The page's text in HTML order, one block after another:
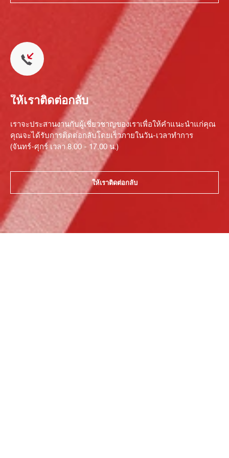
ให้เราติดต่อกลับ
เราจะประสานงานกับผู้เชี่ยวชาญของเราเพื่อให้คำแนะนำแก่คุณ
คุณจะได้รับการติดต่อกลับโดยเร็วภายในวัน-เวลาทำการ
(จันทร์-ศุกร์ เวลา 8.00 - 17.00 น.)
ให้เราติดต่อกลับ